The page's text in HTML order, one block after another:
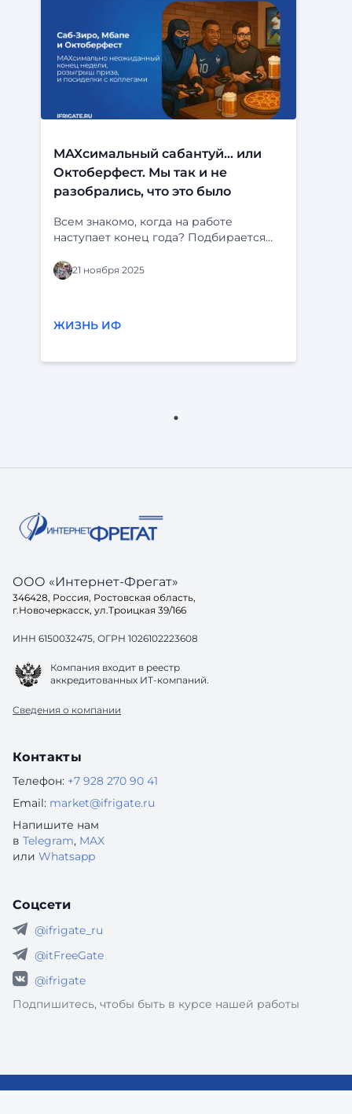
MAXсимальный сабантуй... или
Октоберфест. Мы так и не
разобрались, что это было
Всем знакомо, когда на работе
наступает конец года? Подбирается
проектов, и подписания новых
контрактов. Все напряжены, нервы на
перезагрузиться. И совсем недавно,
небольшой повод, в котором все
финансирование от руководства (как
21 ноября 2025
ЖИЗНЬ ИФ
ООО «Интернет-Фрегат»
346428, Россия, Ростовская область,
г.Новочеркасск, ул.Троицкая 39/166
ИНН 6150032475, ОГРН 1026102223608
Компания входит в реестр
аккредитованных ИТ-компаний.
Сведения о компании
Контакты
Телефон: +7 928 270 90 41
Email: market@ifrigate.ru
Напишите нам
в Telegram, MAX
или Whatsapp
Соцсети
@ifrigate_ru
@itFreeGate
@ifrigate
Подпишитесь, чтобы быть в курсе нашей работы